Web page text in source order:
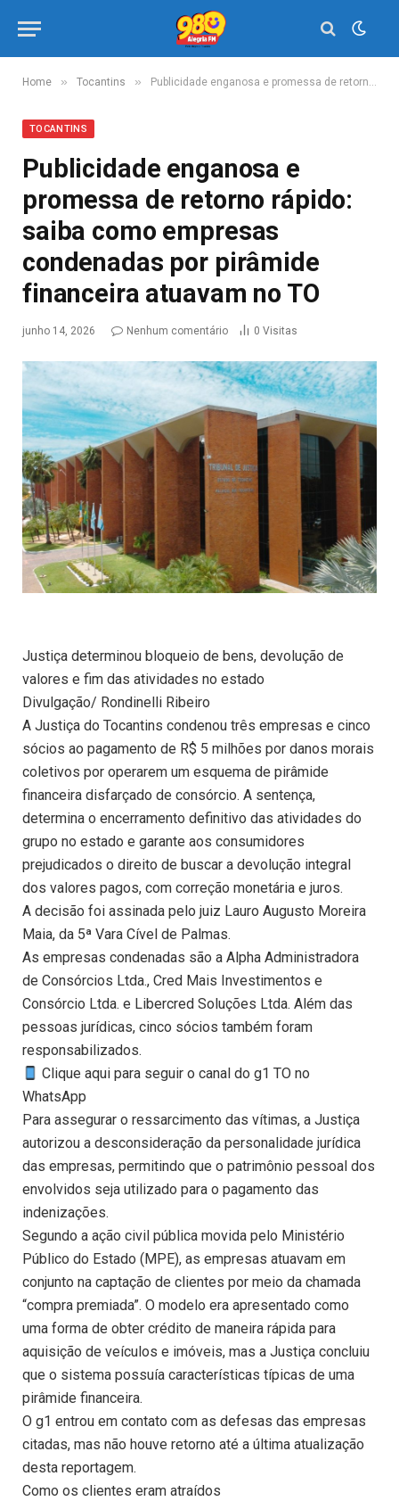
Home » Tocantins » Publicidade enganosa e promessa de retorno rápido: saiba como empresas condenadas por pirâmide financeira atuavam no TO
TOCANTINS
Publicidade enganosa e
promessa de retorno rápido:
saiba como empresas
condenadas por pirâmide
financeira atuavam no TO
junho 14, 2026 Nenhum comentário 0 Visitas
Justiça determinou bloqueio de bens, devolução de
valores e fim das atividades no estado
Divulgação/ Rondinelli Ribeiro
A Justiça do Tocantins condenou três empresas e cinco
sócios ao pagamento de R$ 5 milhões por danos morais
coletivos por operarem um esquema de pirâmide
financeira disfarçado de consórcio. A sentença,
determina o encerramento definitivo das atividades do
grupo no estado e garante aos consumidores
prejudicados o direito de buscar a devolução integral
dos valores pagos, com correção monetária e juros.
A decisão foi assinada pelo juiz Lauro Augusto Moreira
Maia, da 5ª Vara Cível de Palmas.
As empresas condenadas são a Alpha Administradora
de Consórcios Ltda., Cred Mais Investimentos e
Consórcio Ltda. e Libercred Soluções Ltda. Além das
pessoas jurídicas, cinco sócios também foram
responsabilizados.
Clique aqui para seguir o canal do g1 TO no
WhatsApp
Para assegurar o ressarcimento das vítimas, a Justiça
autorizou a desconsideração da personalidade jurídica
das empresas, permitindo que o patrimônio pessoal dos
envolvidos seja utilizado para o pagamento das
indenizações.
Segundo a ação civil pública movida pelo Ministério
Público do Estado (MPE), as empresas atuavam em
conjunto na captação de clientes por meio da chamada
“compra premiada”. O modelo era apresentado como
uma forma de obter crédito de maneira rápida para
aquisição de veículos e imóveis, mas a Justiça concluiu
que o sistema possuía características típicas de uma
pirâmide financeira.
O g1 entrou em contato com as defesas das empresas
citadas, mas não houve retorno até a última atualização
desta reportagem.
Como os clientes eram atraídos